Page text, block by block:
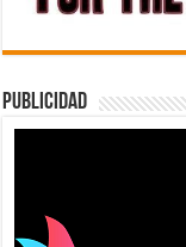
Publicidad